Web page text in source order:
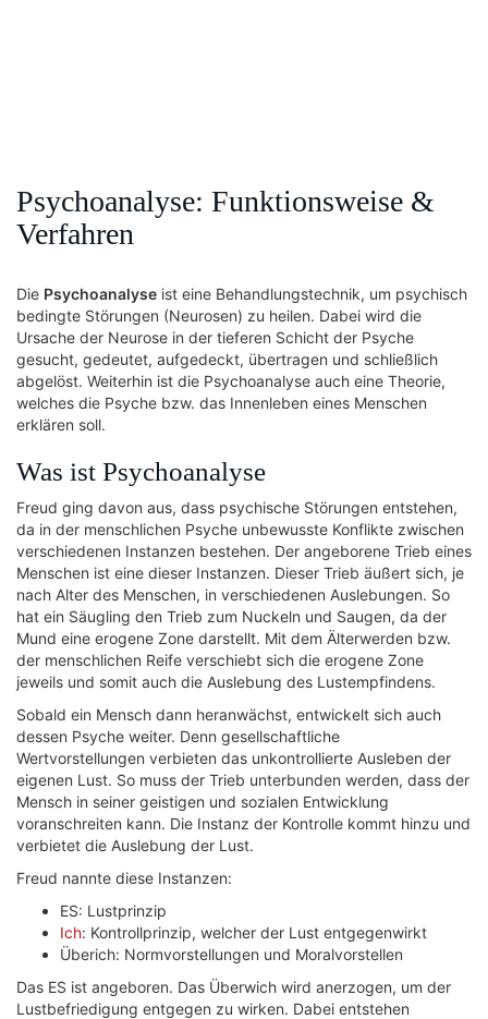
Psychoanalyse: Funktionsweise &
Verfahren
Die Psychoanalyse ist eine Behandlungstechnik, um psychisch
bedingte Störungen (Neurosen) zu heilen. Dabei wird die
Ursache der Neurose in der tieferen Schicht der Psyche
gesucht, gedeutet, aufgedeckt, übertragen und schließlich
abgelöst. Weiterhin ist die Psychoanalyse auch eine Theorie,
welches die Psyche bzw. das Innenleben eines Menschen
erklären soll.
Was ist Psychoanalyse
Freud ging davon aus, dass psychische Störungen entstehen,
da in der menschlichen Psyche unbewusste Konflikte zwischen
verschiedenen Instanzen bestehen. Der angeborene Trieb eines
Menschen ist eine dieser Instanzen. Dieser Trieb äußert sich, je
nach Alter des Menschen, in verschiedenen Auslebungen. So
hat ein Säugling den Trieb zum Nuckeln und Saugen, da der
Mund eine erogene Zone darstellt. Mit dem Älterwerden bzw.
der menschlichen Reife verschiebt sich die erogene Zone
jeweils und somit auch die Auslebung des Lustempfindens.
Sobald ein Mensch dann heranwächst, entwickelt sich auch
dessen Psyche weiter. Denn gesellschaftliche
Wertvorstellungen verbieten das unkontrollierte Ausleben der
eigenen Lust. So muss der Trieb unterbunden werden, dass der
Mensch in seiner geistigen und sozialen Entwicklung
voranschreiten kann. Die Instanz der Kontrolle kommt hinzu und
verbietet die Auslebung der Lust.
Freud nannte diese Instanzen:
ES: Lustprinzip
Ich: Kontrollprinzip, welcher der Lust entgegenwirkt
Überich: Normvorstellungen und Moralvorstellen
Das ES ist angeboren. Das Überwich wird anerzogen, um der
Lustbefriedigung entgegen zu wirken. Dabei entstehen